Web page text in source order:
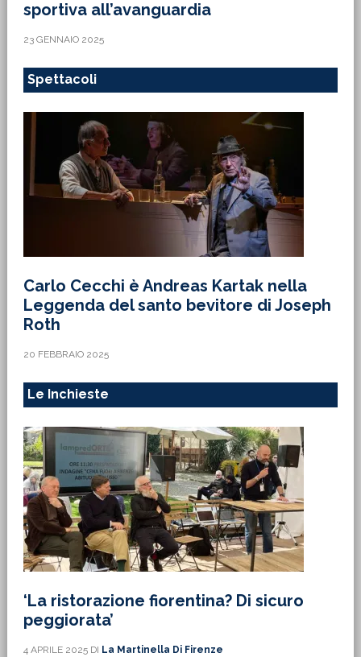
sportiva all’avanguardia
23 GENNAIO 2025
Spettacoli
Carlo Cecchi è Andreas Kartak nella
Leggenda del santo bevitore di Joseph
Roth
20 FEBBRAIO 2025
Le Inchieste
‘La ristorazione fiorentina? Di sicuro
peggiorata’
4 APRILE 2025DI La Martinella Di Firenze